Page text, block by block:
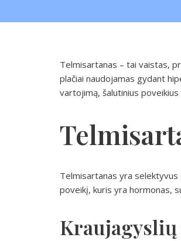
Telmisartanas – tai vaistas,
plačiai naudojamas gydant
vartojimą, šalutinius
Telmisartanas yra selektyvus
poveikį, kuris yra hormonas,